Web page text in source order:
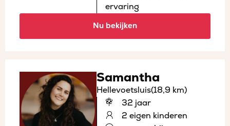
ervaring
Nu bekijken
Samantha
Hellevoetsluis(18,9 km)
32 jaar
2 eigen kinderen